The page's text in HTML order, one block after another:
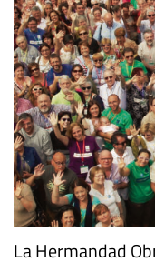
La Hermandad